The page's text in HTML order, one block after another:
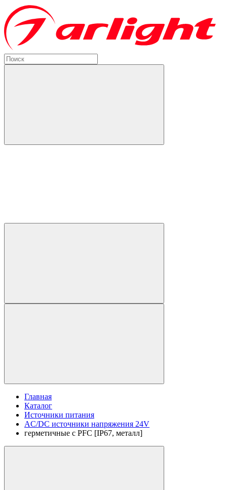
Главная
Каталог
Источники питания
AC/DC источники напряжения 24V
герметичные с PFC [IP67, металл]